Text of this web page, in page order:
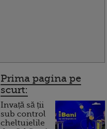
Prima pagina pe
scurt:
Invață să ții
sub control
cheltuielile